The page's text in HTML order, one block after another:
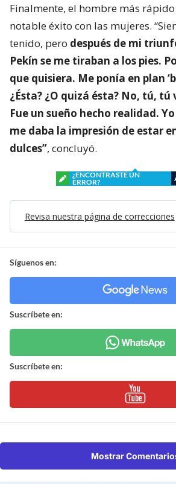
Finalmente, el hombre más
notable éxito con las mujeres.
tenido, pero después de mi
Pekín se me tiraban a los pies.
que quisiera. Me ponía en plan
¿Ésta? ¿O quizá ésta? No, tú, tú
Fue un sueño hecho realidad.
me daba la impresión de estar
dulces”, concluyó.
¿ENCONTRASTE UN
ERROR?
Revisa nuestra página de correcciones
Síguenos en:
Suscríbete en:
Suscríbete en:
Mostrar